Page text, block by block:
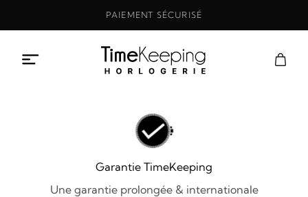
PAIEMENT SÉCURISÉ
Garantie TimeKeeping
Une garantie prolongée & internationale